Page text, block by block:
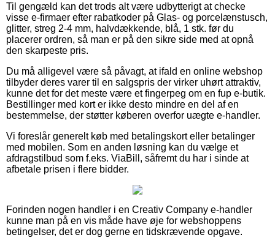
Til gengæld kan det trods alt være udbytterigt at checke
visse e-firmaer efter rabatkoder på Glas- og porcelænstusch,
glitter, streg 2-4 mm, halvdækkende, blå, 1 stk. før du
placerer ordren, så man er på den sikre side med at opnå
den skarpeste pris.
Du må alligevel være så påvagt, at ifald en online webshop
tilbyder deres varer til en salgspris der virker uhørt attraktiv,
kunne det for det meste være et fingerpeg om en fup e-butik.
Bestillinger med kort er ikke desto mindre en del af en
bestemmelse, der støtter køberen overfor uægte e-handler.
Vi foreslår generelt køb med betalingskort eller betalinger
med mobilen. Som en anden løsning kan du vælge et
afdragstilbud som f.eks. ViaBill, såfremt du har i sinde at
afbetale prisen i flere bidder.
Forinden nogen handler i en Creativ Company e-handler
kunne man på en vis måde have øje for webshoppens
betingelser, det er dog gerne en tidskrævende opgave.